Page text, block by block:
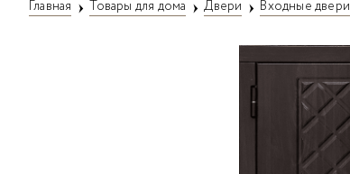
Главная Товары для дома Двери Входные двери